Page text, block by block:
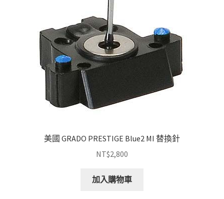
美國 GRADO PRESTIGE Blue2 MI 替換針
NT$2,800
加入購物車